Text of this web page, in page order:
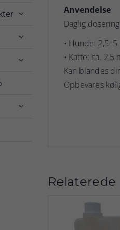




Anvendelse
Daglig
• Hunde:
• Katte: ca. 2,5
Kan blandes
Opbevares